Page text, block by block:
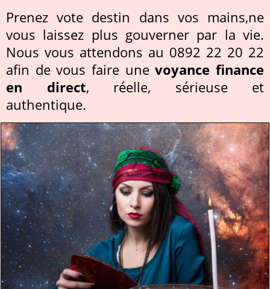
Prenez vote destin dans vos mains,ne
vous laissez plus gouverner par la vie.
Nous vous attendons au 0892 22 20 22
afin de vous faire unevoyance finance
en direct, réelle, sérieuse et
authentique.